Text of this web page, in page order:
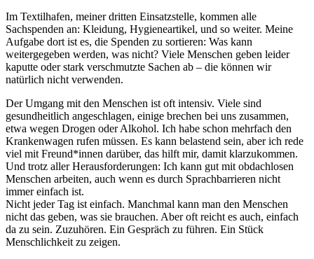
Im Textilhafen, meiner dritten Einsatzstelle, kommen alle
Sachspenden an: Kleidung, Hygieneartikel, und so weiter. Meine
Aufgabe dort ist es, die Spenden zu sortieren: Was kann
weitergegeben werden, was nicht? Viele Menschen geben leider
kaputte oder stark verschmutzte Sachen ab – die können wir
natürlich nicht verwenden.
Der Umgang mit den Menschen ist oft intensiv. Viele sind
gesundheitlich angeschlagen, einige brechen bei uns zusammen,
etwa wegen Drogen oder Alkohol. Ich habe schon mehrfach den
Krankenwagen rufen müssen. Es kann belastend sein, aber ich rede
viel mit Freund*innen darüber, das hilft mir, damit klarzukommen.
Und trotz aller Herausforderungen: Ich kann gut mit obdachlosen
Menschen arbeiten, auch wenn es durch Sprachbarrieren nicht
immer einfach ist.
Nicht jeder Tag ist einfach. Manchmal kann man den Menschen
nicht das geben, was sie brauchen. Aber oft reicht es auch, einfach
da zu sein. Zuzuhören. Ein Gespräch zu führen. Ein Stück
Menschlichkeit zu zeigen.